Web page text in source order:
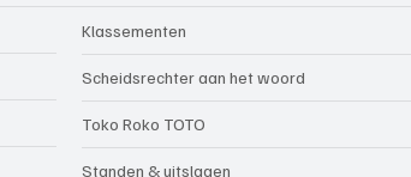
Klassementen
Scheidsrechter aan het woord
Toko Roko TOTO
Standen & uitslagen